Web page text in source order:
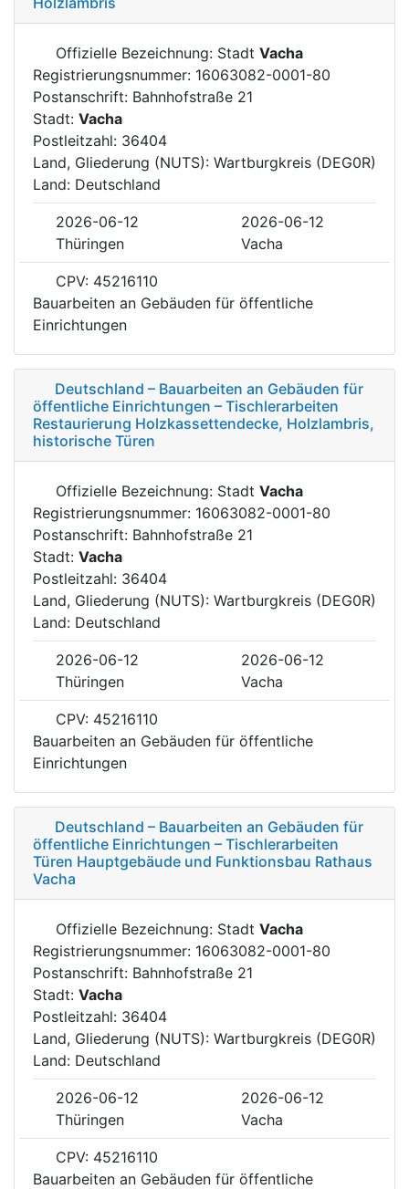
Offizielle Bezeichnung: Stadt Vacha
Registrierungsnummer: 16063082-0001-80
Postanschrift: Bahnhofstraße 21
Stadt: Vacha
Postleitzahl: 36404
Land, Gliederung (NUTS): Wartburgkreis (DEG0R)
Land: Deutschland
2026-06-12
2026-06-12
Thüringen
Vacha
CPV: 45216110
Bauarbeiten an Gebäuden für öffentliche
Einrichtungen
Deutschland – Bauarbeiten an Gebäuden für
öffentliche Einrichtungen – Tischlerarbeiten
Restaurierung Holzkassettendecke, Holzlambris,
historische Türen
Offizielle Bezeichnung: Stadt Vacha
Registrierungsnummer: 16063082-0001-80
Postanschrift: Bahnhofstraße 21
Stadt: Vacha
Postleitzahl: 36404
Land, Gliederung (NUTS): Wartburgkreis (DEG0R)
Land: Deutschland
2026-06-12
2026-06-12
Thüringen
Vacha
CPV: 45216110
Bauarbeiten an Gebäuden für öffentliche
Einrichtungen
Deutschland – Bauarbeiten an Gebäuden für
öffentliche Einrichtungen – Tischlerarbeiten
Türen Hauptgebäude und Funktionsbau Rathaus
Vacha
Offizielle Bezeichnung: Stadt Vacha
Registrierungsnummer: 16063082-0001-80
Postanschrift: Bahnhofstraße 21
Stadt: Vacha
Postleitzahl: 36404
Land, Gliederung (NUTS): Wartburgkreis (DEG0R)
Land: Deutschland
2026-06-12
2026-06-12
Thüringen
Vacha
CPV: 45216110
Bauarbeiten an Gebäuden für öffentliche